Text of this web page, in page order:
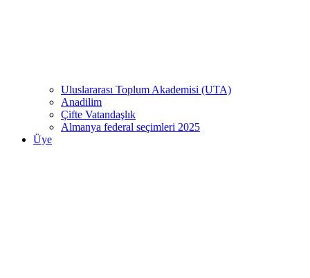
Uluslararası Toplum Akademisi (UTA)
Anadilim
Çifte Vatandaşlık
Almanya federal seçimleri 2025
Üye